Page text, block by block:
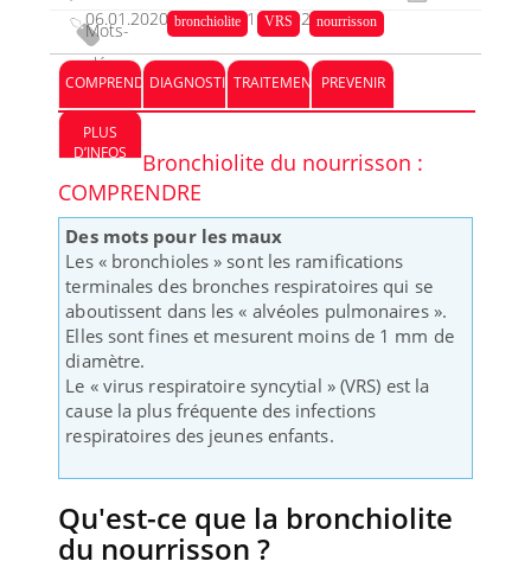
06.01.2020
11.12.2023
Mots-
clés :
bronchiolite VRS nourrisson
COMPRENDREDIAGNOSTICTRAITEMENT PREVENIR
PLUS
D’INFOS
Bronchiolite du nourrisson :
COMPRENDRE
Des mots pour les maux
Les « bronchioles » sont les ramifications
terminales des bronches respiratoires qui se
aboutissent dans les « alvéoles pulmonaires ».
Elles sont fines et mesurent moins de 1 mm de
diamètre.
Le « virus respiratoire syncytial » (VRS) est la
cause la plus fréquente des infections
respiratoires des jeunes enfants.
Qu'est-ce que la bronchiolite
du nourrisson ?